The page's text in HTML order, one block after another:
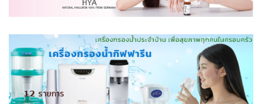
12 รายการ